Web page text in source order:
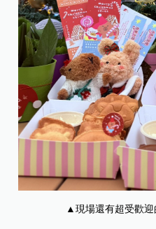
▲現場還有超受歡迎